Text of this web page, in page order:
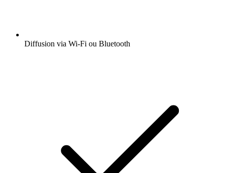
Diffusion via Wi-Fi ou Bluetooth